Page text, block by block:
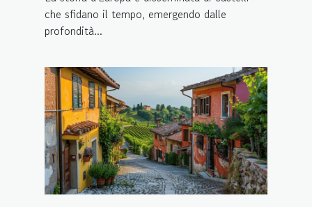
che sfidano il tempo, emergendo dalle
profondità...